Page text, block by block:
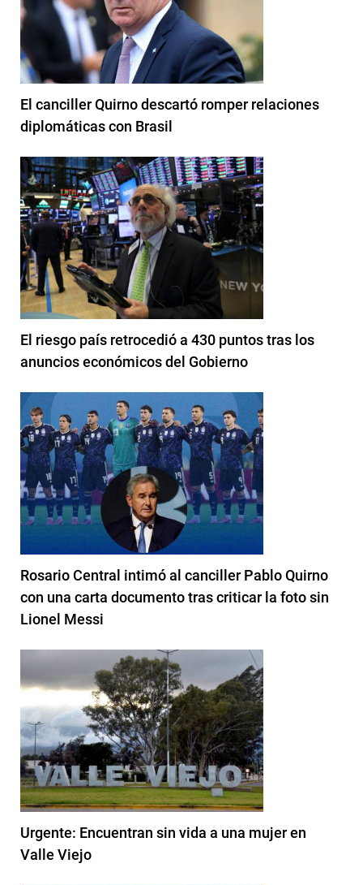
El canciller Quirno descartó romper relaciones
diplomáticas con Brasil
El riesgo país retrocedió a 430 puntos tras los
anuncios económicos del Gobierno
Rosario Central intimó al canciller Pablo Quirno
con una carta documento tras criticar la foto sin
Lionel Messi
Urgente: Encuentran sin vida a una mujer en
Valle Viejo